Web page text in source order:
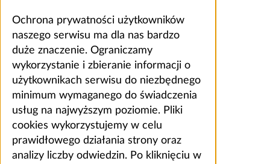
Ochrona prywatności użytkowników
naszego serwisu ma dla nas bardzo
duże znaczenie. Ograniczamy
wykorzystanie i zbieranie informacji o
użytkownikach serwisu do niezbędnego
minimum wymaganego do świadczenia
usług na najwyższym poziomie. Pliki
cookies wykorzystujemy w celu
prawidłowego działania strony oraz
analizy liczby odwiedzin. Po kliknięciu w